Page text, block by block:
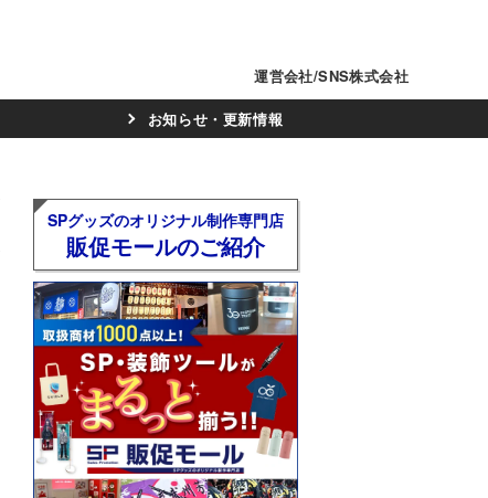
運営会社/SNS株式会社
お知らせ・更新情報
SPグッズのオリジナル制作専門店
販促モールのご紹介